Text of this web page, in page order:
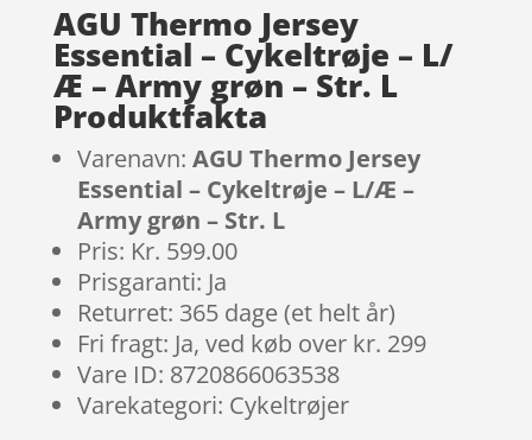
AGU Thermo Jersey
Essential – Cykeltrøje – L/
Æ – Army grøn – Str. L
Produktfakta
Varenavn: AGU Thermo Jersey
Essential – Cykeltrøje – L/Æ –
Army grøn – Str. L
Pris: Kr. 599.00
Prisgaranti: Ja
Returret: 365 dage (et helt år)
Fri fragt: Ja, ved køb over kr. 299
Vare ID: 8720866063538
Varekategori: Cykeltrøjer